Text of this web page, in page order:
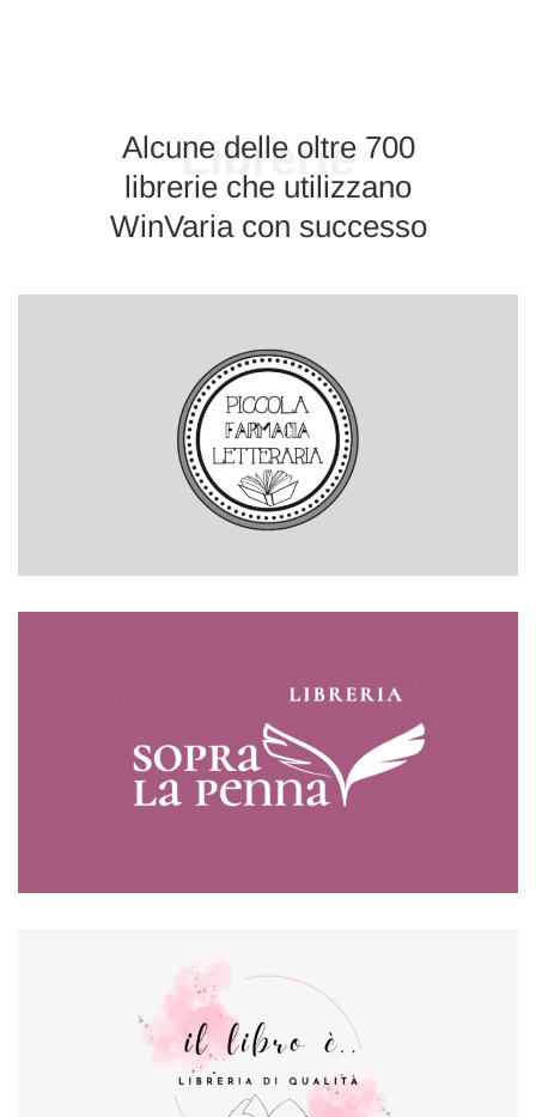
Alcune delle oltre 700
librerie che utilizzano
WinVaria con successo
Librerie